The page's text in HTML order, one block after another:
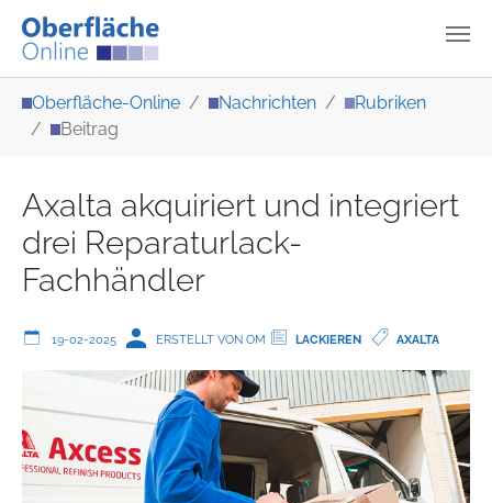
Oberfläche-Online Nachrichten
Rubriken
Beitrag
Axalta akquiriert und integriert
drei Reparaturlack-
Fachhändler
19-02-2025 ERSTELLT VON OM LACKIEREN AXALTA